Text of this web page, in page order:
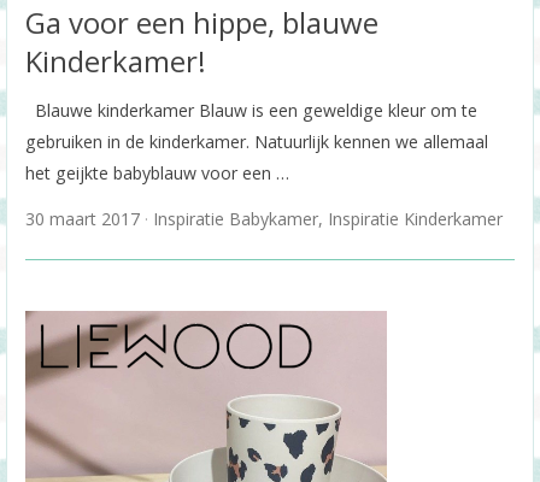
Ga voor een hippe, blauwe
Kinderkamer!
Blauwe kinderkamer Blauw is een geweldige kleur om te
gebruiken in de kinderkamer. Natuurlijk kennen we allemaal
het geijkte babyblauw voor een …
30 maart 2017
Inspiratie Babykamer, Inspiratie Kinderkamer